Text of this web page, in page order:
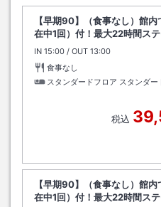
【早期90】（食事なし）館
在中1回）付！最大22時間ステ
IN チェックイン
15:00 / OUT チェックアウト
13:00
食事なし
スタンダードフロア スタンダー
税込
【早期90】（食事なし）館
在中1回）付！最大22時間ステ